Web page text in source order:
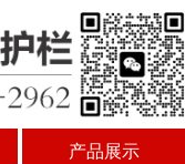
产品展示